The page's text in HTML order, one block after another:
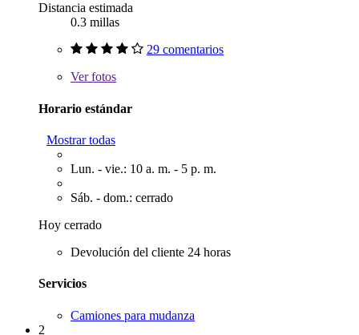
Distancia estimada
0.3 millas
29 comentarios
Verfotos
Horario estándar
Mostrar todas
Lun. - vie.: 10 a. m. - 5 p. m.
Sáb. - dom.: cerrado
Hoy cerrado
Devolución del cliente 24 horas
Servicios
Camiones para mudanza
2